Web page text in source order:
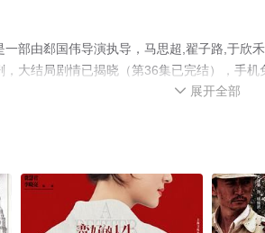
部由郄国伟导演执导，马思超,翟子路,于欣
大结局剧情已揭晓（第36集已完结），手
剧情信息可移步至豆瓣电视剧、电视猫或剧情
 展开全部